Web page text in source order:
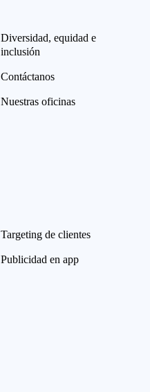
Diversidad, equidad e
inclusión
Contáctanos
Nuestras oficinas
Targeting de clientes
Publicidad en app